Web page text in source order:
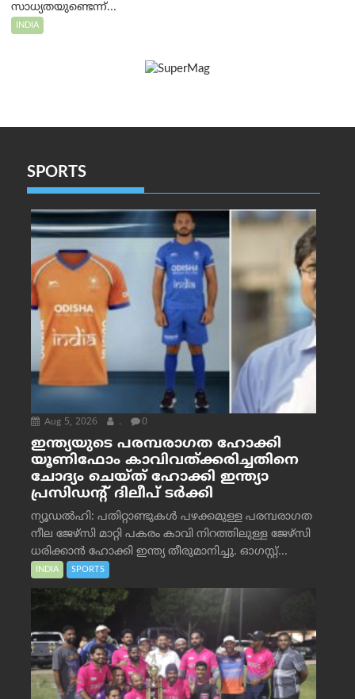
സാധ്യതയുണ്ടെന്ന്...
INDIA
SPORTS
Aug 5, 2026 . 0
ഇന്ത്യയുടെ പരമ്പരാഗത ഹോക്കി
യൂണിഫോം കാവിവത്ക്കരിച്ചതിനെ
ചോദ്യം ചെയ്ത് ഹോക്കി ഇന്ത്യാ
പ്രസിഡന്റ് ദിലീപ് ടര്‍ക്കി
ന്യൂഡൽഹി: പതിറ്റാണ്ടുകൾ പഴക്കമുള്ള പരമ്പരാഗത
നീല ജേഴ്‌സി മാറ്റി പകരം കാവി നിറത്തിലുള്ള ജേഴ്‌സി
ധരിക്കാൻ ഹോക്കി ഇന്ത്യ തീരുമാനിച്ചു. ഓഗസ്റ്റ്...
INDIA SPORTS